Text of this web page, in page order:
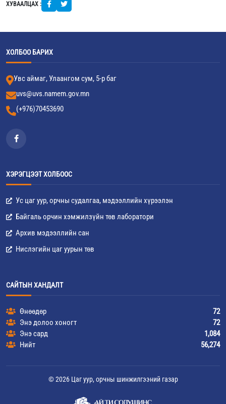
ХУВААЛЦАХ :
ХОЛБОО БАРИХ
Увс аймаг, Улаангом сум, 5-р баг
uvs@uvs.namem.gov.mn
(+976)70453690
ХЭРЭГЦЭЭТ ХОЛБООС
Ус цаг уур, орчны судалгаа, мэдээллийн хүрээлэн
Байгаль орчин хэмжилзүйн төв лаборатори
Архив мэдээллийн сан
Нислэгийн цаг уурын төв
САЙТЫН ХАНДАЛТ
Өнөөдөр
72
Энэ долоо хоногт
72
Энэ сард
1,084
Нийт
56,274
© 2026 Цаг уур, орчны шинжилгээний газар